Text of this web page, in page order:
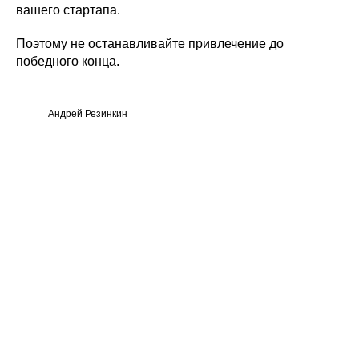
вашего стартапа.
Поэтому не останавливайте привлечение до
победного конца.
Андрей Резинкин